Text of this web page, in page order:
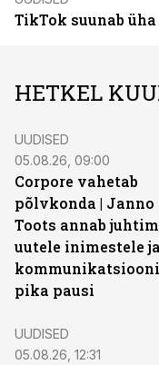
TikTok suunab
HETKEL
UUDISED
05.08.26, 09:00
Corpore vahetab
põlvkonda | Janno
Toots annab
uutele inimestele
pika pausi
UUDISED
05.08.26, 12:31